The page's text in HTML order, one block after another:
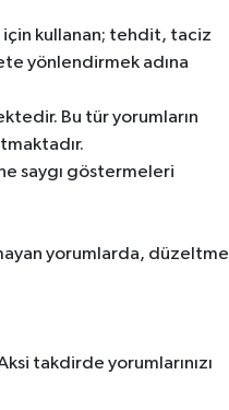
için kullanan; tehdit, taciz
yönlendirmek adına
Bu tür yorumların
saygı göstermeleri
yorumlarda, düzeltme
takdirde yorumlarınızı